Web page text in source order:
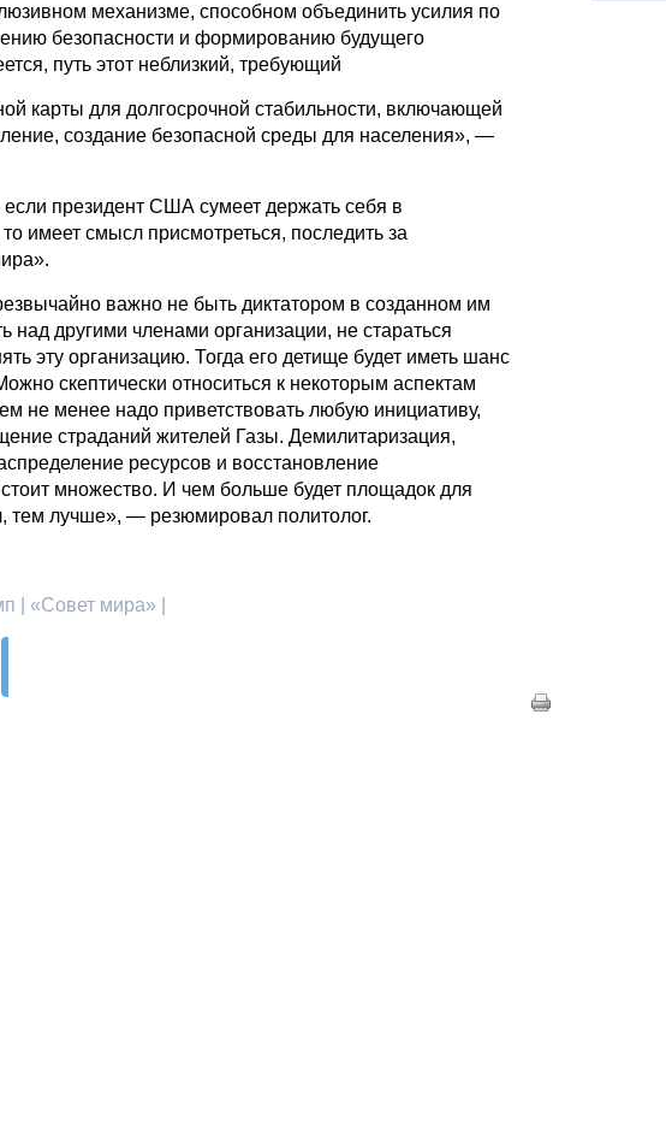
механизме, способном объединить усилия по
безопасности и формированию будущего
путь этот неблизкий, требующий
карты для долгосрочной стабильности, включающей
создание безопасной среды для населения», —
президент США сумеет держать себя в
имеет смысл присмотреться, последить за
важно не быть диктатором в созданном им
над другими членами организации, не стараться
эту организацию. Тогда его детище будет иметь шанс
скептически относиться к некоторым аспектам
не менее надо приветствовать любую инициативу,
страданий жителей Газы. Демилитаризация,
ресурсов и восстановление
множество. И чем больше будет площадок для
тем лучше», — резюмировал политолог.
| «Совет мира» |